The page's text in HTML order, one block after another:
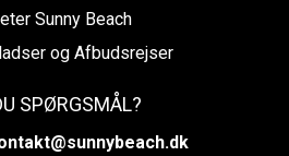
Sunny Beach
og Afbudsrejser
SPØRGSMÅL?